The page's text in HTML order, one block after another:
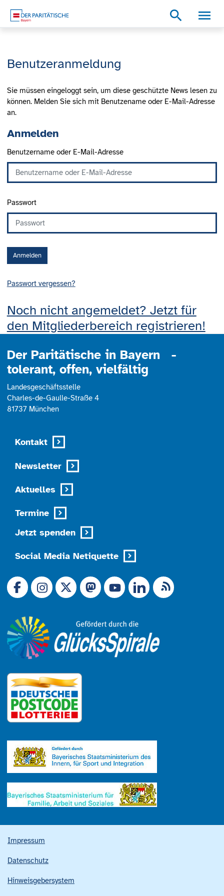
search
Benutzeranmeldung
Sie müssen eingeloggt sein, um diese geschützte News lesen zu
können. Melden Sie sich mit Benutzename oder E-Mail-Adresse
an.
Anmelden
Benutzername oder E-Mail-Adresse
Passwort
Anmelden
Passwort vergessen?
Noch nicht angemeldet? Jetzt für
den Mitgliederbereich registrieren!
Der Paritätische in Bayern -
tolerant, offen, vielfältig
Landesgeschäftsstelle
Charles-de-Gaulle-Straße 4
81737 München
Kontakt
Newsletter
Aktuelles
Termine
Jetzt spenden
Social Media Netiquette
Link zu X (Ex-Twitter)
RSS-Feed
Impressum
Datenschutz
Hinweisgebersystem